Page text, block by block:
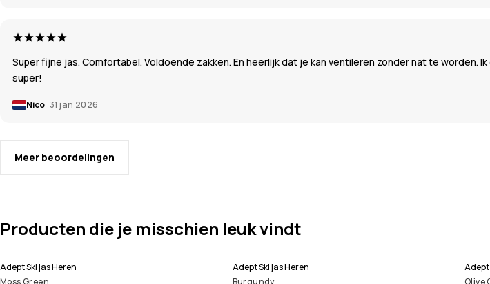
Super fijne jas. Comfortabel. Voldoende zakken. En heerlijk dat je kan ventileren zonder nat te
super!
Nico 31 jan 2026
Meer beoordelingen
Producten die je misschien leuk vindt
Adept Ski jas Heren
Moss Green
Adept Ski jas Heren
Burgundy
Adept
Olive